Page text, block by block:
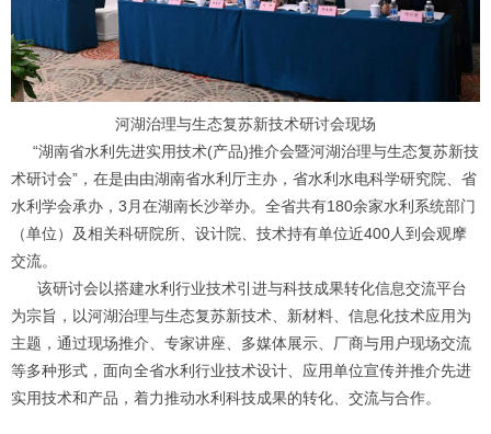
河湖治理与生态复苏新技术研讨会现场
“湖南省水利先进实用技术(产品)推介会暨河湖治理与生态复苏新技
术研讨会”，在是由由湖南省水利厅主办，省水利水电科学研究院、省
水利学会承办，3月在湖南长沙举办。全省共有180余家水利系统部门
（单位）及相关科研院所、设计院、技术持有单位近400人到会观摩
交流。
该研讨会以搭建水利行业技术引进与科技成果转化信息交流平台
为宗旨，以河湖治理与生态复苏新技术、新材料、信息化技术应用为
主题，通过现场推介、专家讲座、多媒体展示、厂商与用户现场交流
等多种形式，面向全省水利行业技术设计、应用单位宣传并推介先进
实用技术和产品，着力推动水利科技成果的转化、交流与合作。